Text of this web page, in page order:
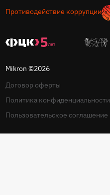
Противодействие коррупции
Mikron ©2026
Договор оферты
Политика конфиденциальности
Пользовательское соглашение